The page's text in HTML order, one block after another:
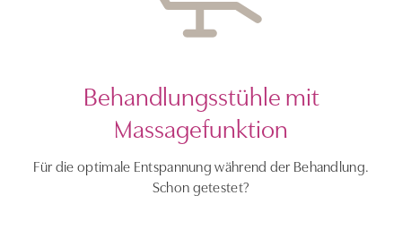
Behandlungsstühle mit
Massagefunktion
Für die optimale Entspannung während der Behandlung.
Schon getestet?